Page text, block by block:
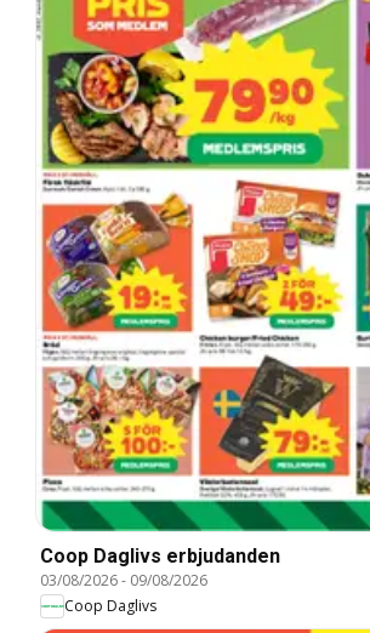
Coop Daglivs erbjudanden
03/08/2026- 09/08/2026
Coop Daglivs